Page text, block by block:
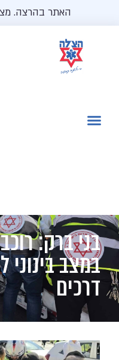
האתר בהרצה.
בני ברק:
במצב
דרכים